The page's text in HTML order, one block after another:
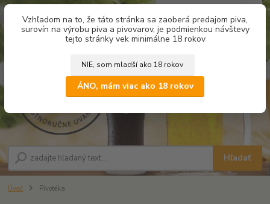
Vzhľadom na to, že táto stránka sa zaoberá predajom piva,
surovín na výrobu piva a pivovarov, je podmienkou návštevy
tejto stránky vek minimálne 18 rokov
NIE, som mladší ako 18 rokov
ÁNO, mám viac ako 18 rokov
Hľadať
za0,00 €
Úvod Pivotéka